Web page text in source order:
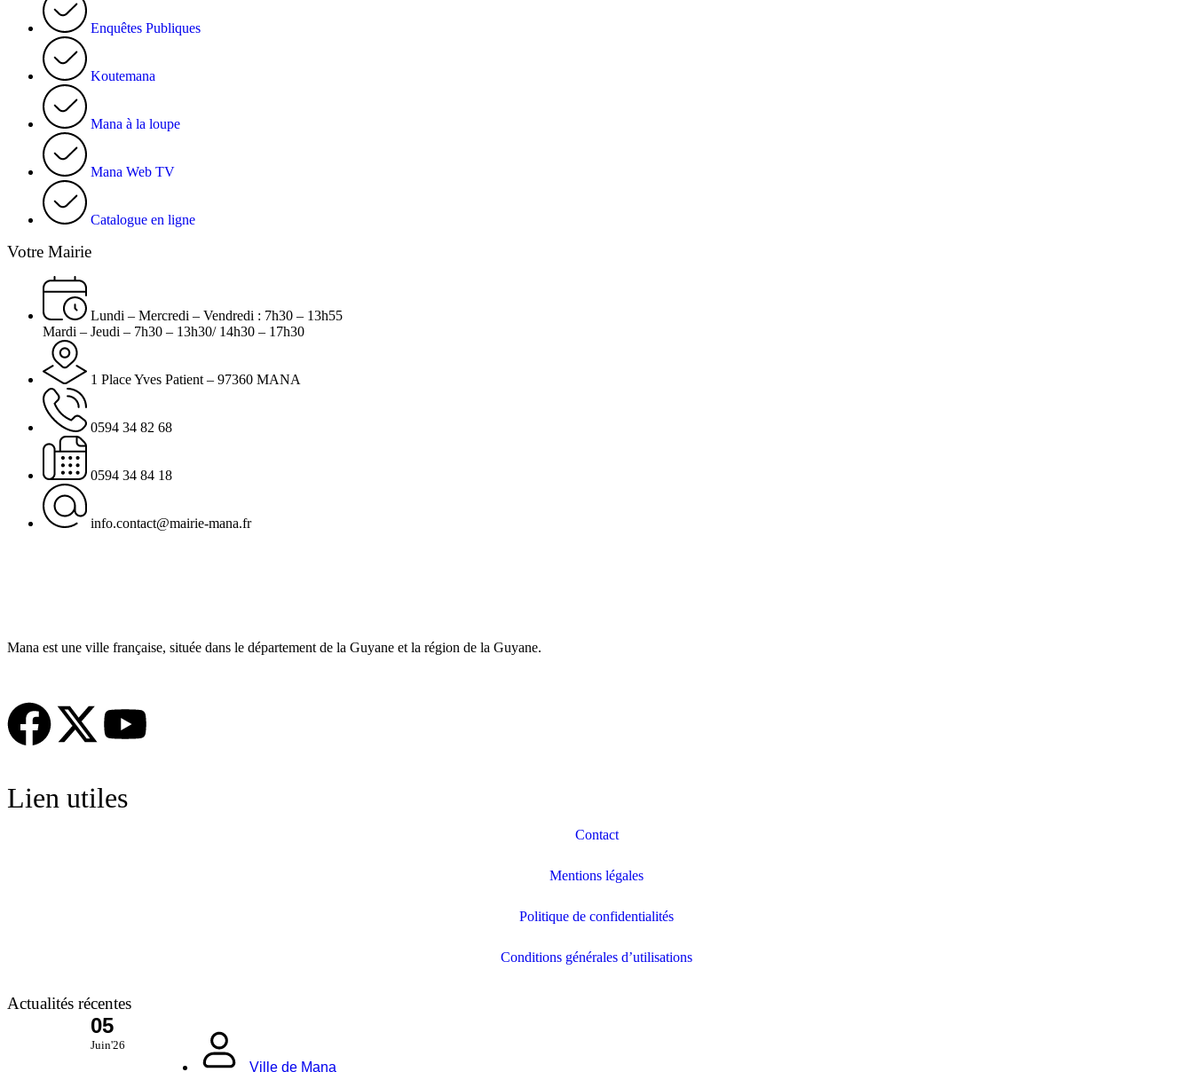
Enquêtes Publiques
Koutemana
Mana à la loupe
Mana Web TV
Catalogue en ligne
Votre Mairie
Lundi – Mercredi – Vendredi : 7h30 – 13h55
Mardi – Jeudi – 7h30 – 13h30/ 14h30 – 17h30
1 Place Yves Patient – 97360 MANA
0594 34 82 68
0594 34 84 18
info.contact@mairie-mana.fr
Mana est une ville française, située dans le département de la Guyane et la région de la Guyane.
Lien utiles
Contact
Mentions légales
Politique de confidentialités
Conditions générales d’utilisations
Actualités récentes
05
Juin'26
Ville de Mana